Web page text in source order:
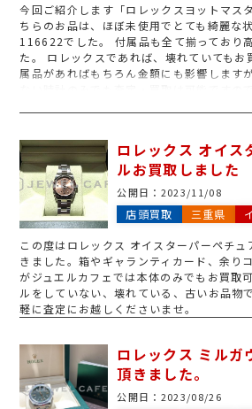
今回ご紹介します「ロレックスヨットマス
ちらのお品は、ほぼ未使用でとても綺麗な
116622でした。 付属品も全て揃っており
た。 ロレックスであれば、壊れていてもお
属品があればもちろん金額にも影響します
ない時計のみでも査定・買取は可能ですの
ロレックス オイス
ルお買取しました
公開日： 2023/11/08
店頭買取 三重県
この度はロレックス オイスターパーペチュ
きました。箱やギャランティカード、余り
がジュエルカフェでは本体のみでもお買取
ルをしていない、壊れている、古いお品物
軽に査定にお越しくださいませ。
ロレックス ミルガ
頂きました。
公開日： 2023/08/26